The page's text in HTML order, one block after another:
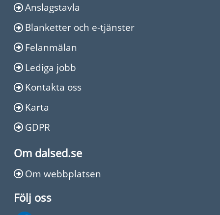
Anslagstavla
Blanketter och e-tjänster
Felanmälan
Lediga jobb
Kontakta oss
Karta
GDPR
Om dalsed.se
Om webbplatsen
Följ oss